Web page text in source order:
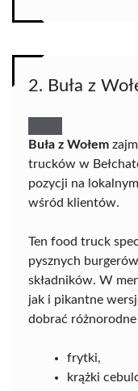
2. Buła z
Buła z Wołem
trucków w
pozycji na
wśród klientów.
Ten food truck
pysznych
składników. W
jak i pikantne
dobrać
frytki,
krążki